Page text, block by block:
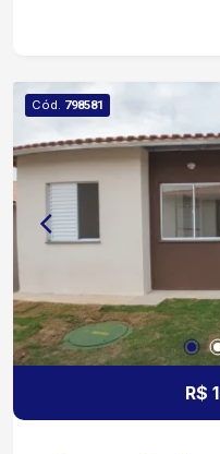
garagem. Ideal para quem procura uma casa
funcional, bem
Cód. 798581
R$